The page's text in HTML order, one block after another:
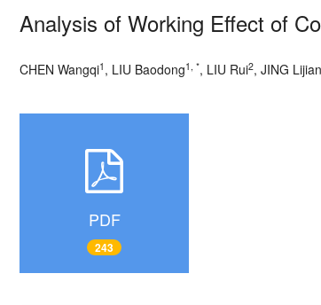
Analysis of Working Effect of
CHEN Wangqi1 , LIU Baodong1, *, LIU Rui2, JING
PDF
243